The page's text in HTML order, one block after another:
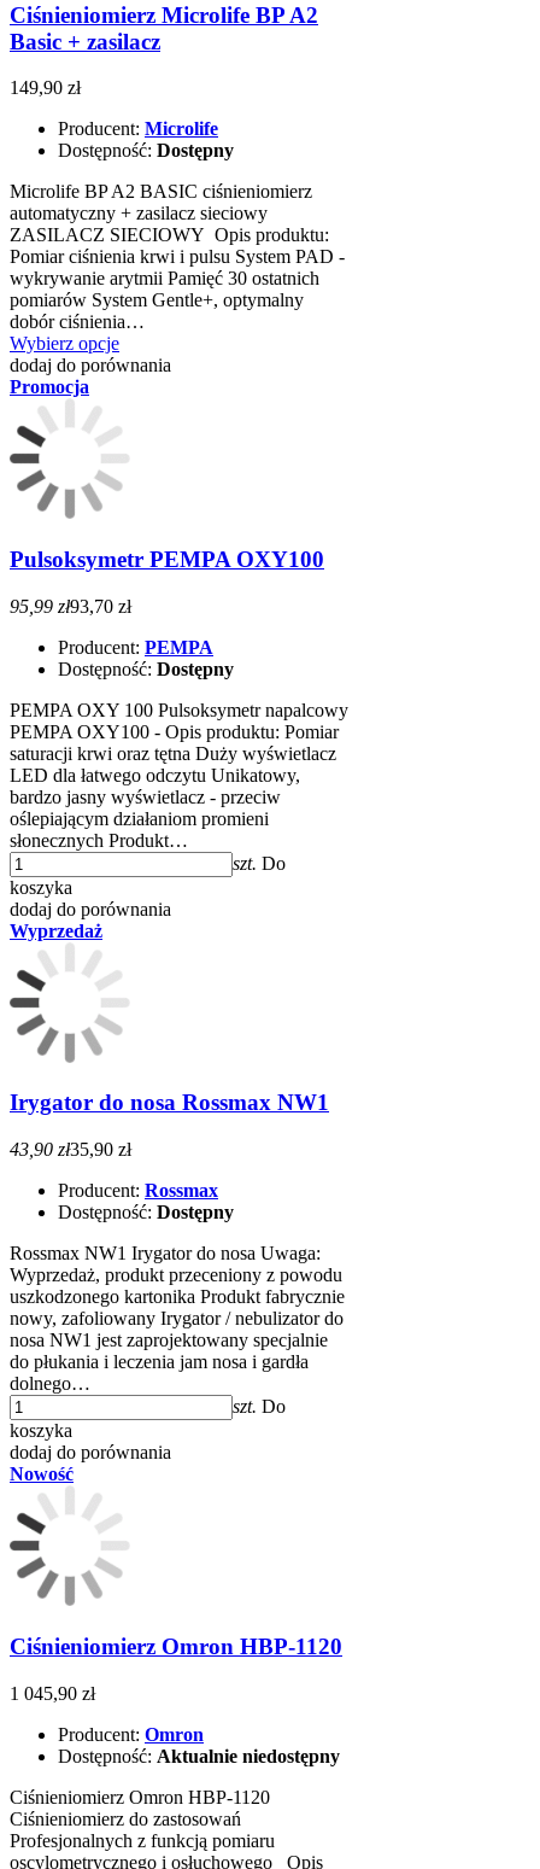
Ciśnieniomierz Microlife BP A2
Basic + zasilacz
149,90 zł
Producent: Microlife
Dostępność: Dostępny
Microlife BP A2 BASIC ciśnieniomierz
automatyczny + zasilacz sieciowy
ZASILACZ SIECIOWY Opis produktu:
Pomiar ciśnienia krwi i pulsu System PAD -
wykrywanie arytmii Pamięć 30 ostatnich
pomiarów System Gentle+, optymalny
dobór ciśnienia…
Wybierz opcje
dodaj do porównania
Promocja
Pulsoksymetr PEMPA OXY100
95,99 zł93,70 zł
Producent: PEMPA
Dostępność: Dostępny
PEMPA OXY 100 Pulsoksymetr napalcowy
PEMPA OXY100 - Opis produktu: Pomiar
saturacji krwi oraz tętna Duży wyświetlacz
LED dla łatwego odczytu Unikatowy,
bardzo jasny wyświetlacz - przeciw
oślepiającym działaniom promieni
słonecznych Produkt…
szt. Do
koszyka
dodaj do porównania
Wyprzedaż
Irygator do nosa Rossmax NW1
43,90 zł35,90 zł
Producent: Rossmax
Dostępność: Dostępny
Rossmax NW1 Irygator do nosa Uwaga:
Wyprzedaż, produkt przeceniony z powodu
uszkodzonego kartonika Produkt fabrycznie
nowy, zafoliowany Irygator / nebulizator do
nosa NW1 jest zaprojektowany specjalnie
do płukania i leczenia jam nosa i gardła
dolnego…
szt. Do
koszyka
dodaj do porównania
Nowość
Ciśnieniomierz Omron HBP-1120
1 045,90 zł
Producent: Omron
Dostępność: Aktualnie niedostępny
Ciśnieniomierz Omron HBP-1120
Ciśnieniomierz do zastosowań
Profesjonalnych z funkcją pomiaru
oscylometrycznego i osłuchowego Opis